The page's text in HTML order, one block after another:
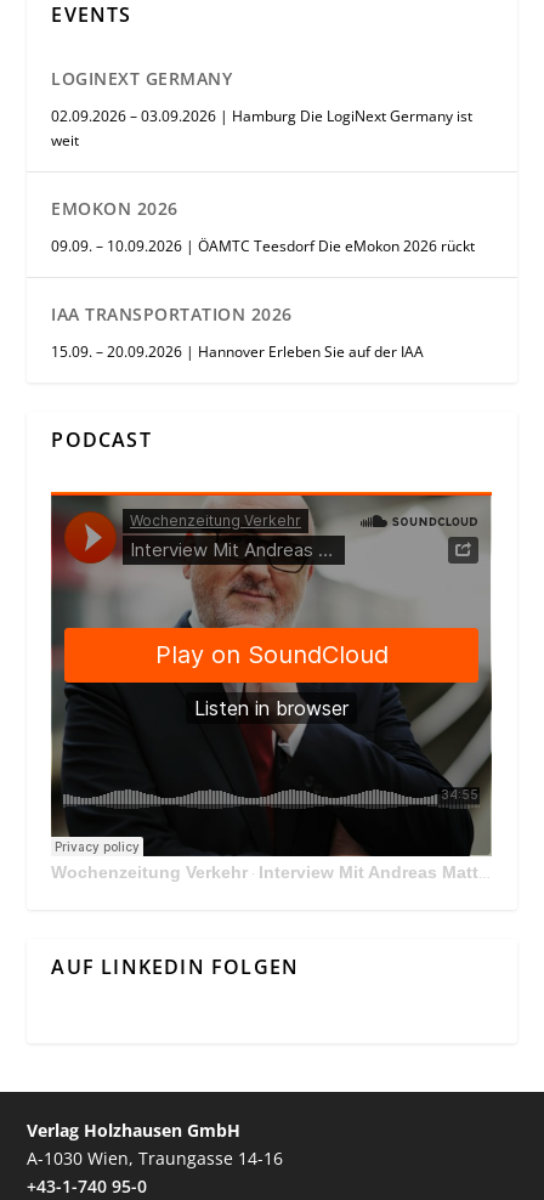
EVENTS
LOGINEXT GERMANY
02.09.2026 – 03.09.2026 | Hamburg Die LogiNext Germany ist
weit
EMOKON 2026
09.09. – 10.09.2026 | ÖAMTC Teesdorf Die eMokon 2026 rückt
IAA TRANSPORTATION 2026
15.09. – 20.09.2026 | Hannover Erleben Sie auf der IAA
PODCAST
Wochenzeitung Verkehr · Interview Mit Andreas Matthä, CEO der ÖBB Holding
AUF LINKEDIN FOLGEN
Verlag Holzhausen GmbH
A-1030 Wien, Traungasse 14-16
+43-1-740 95-0